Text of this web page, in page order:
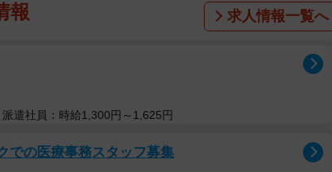
ながらもなんとかその場を盛り上げ、アシスト。その様
“軍神”こと心湊一希さんは、涼海さんに対して「裕典く
つまんない」「（涼海は）喋ってねえもん“ウェイ”と
そっちに逃げんな」と苦言を呈すると、山本さんも「歌
と指摘しました。
“軍神”が「一番ポンコツ」「女の子の予定もすぐすっぽ
候補・カイトさんと卓についた山本さんは、カイトさん
報 求人情報一覧へ
遣社員：時給1,300円～1,625円
での医療事務スタッフ募集